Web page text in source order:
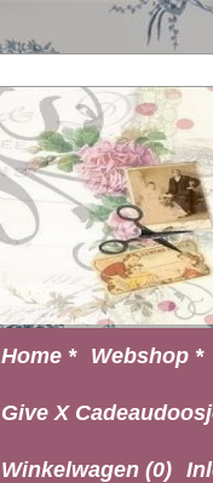
Home * Webshop *
Give X
Winkelwagen (0)